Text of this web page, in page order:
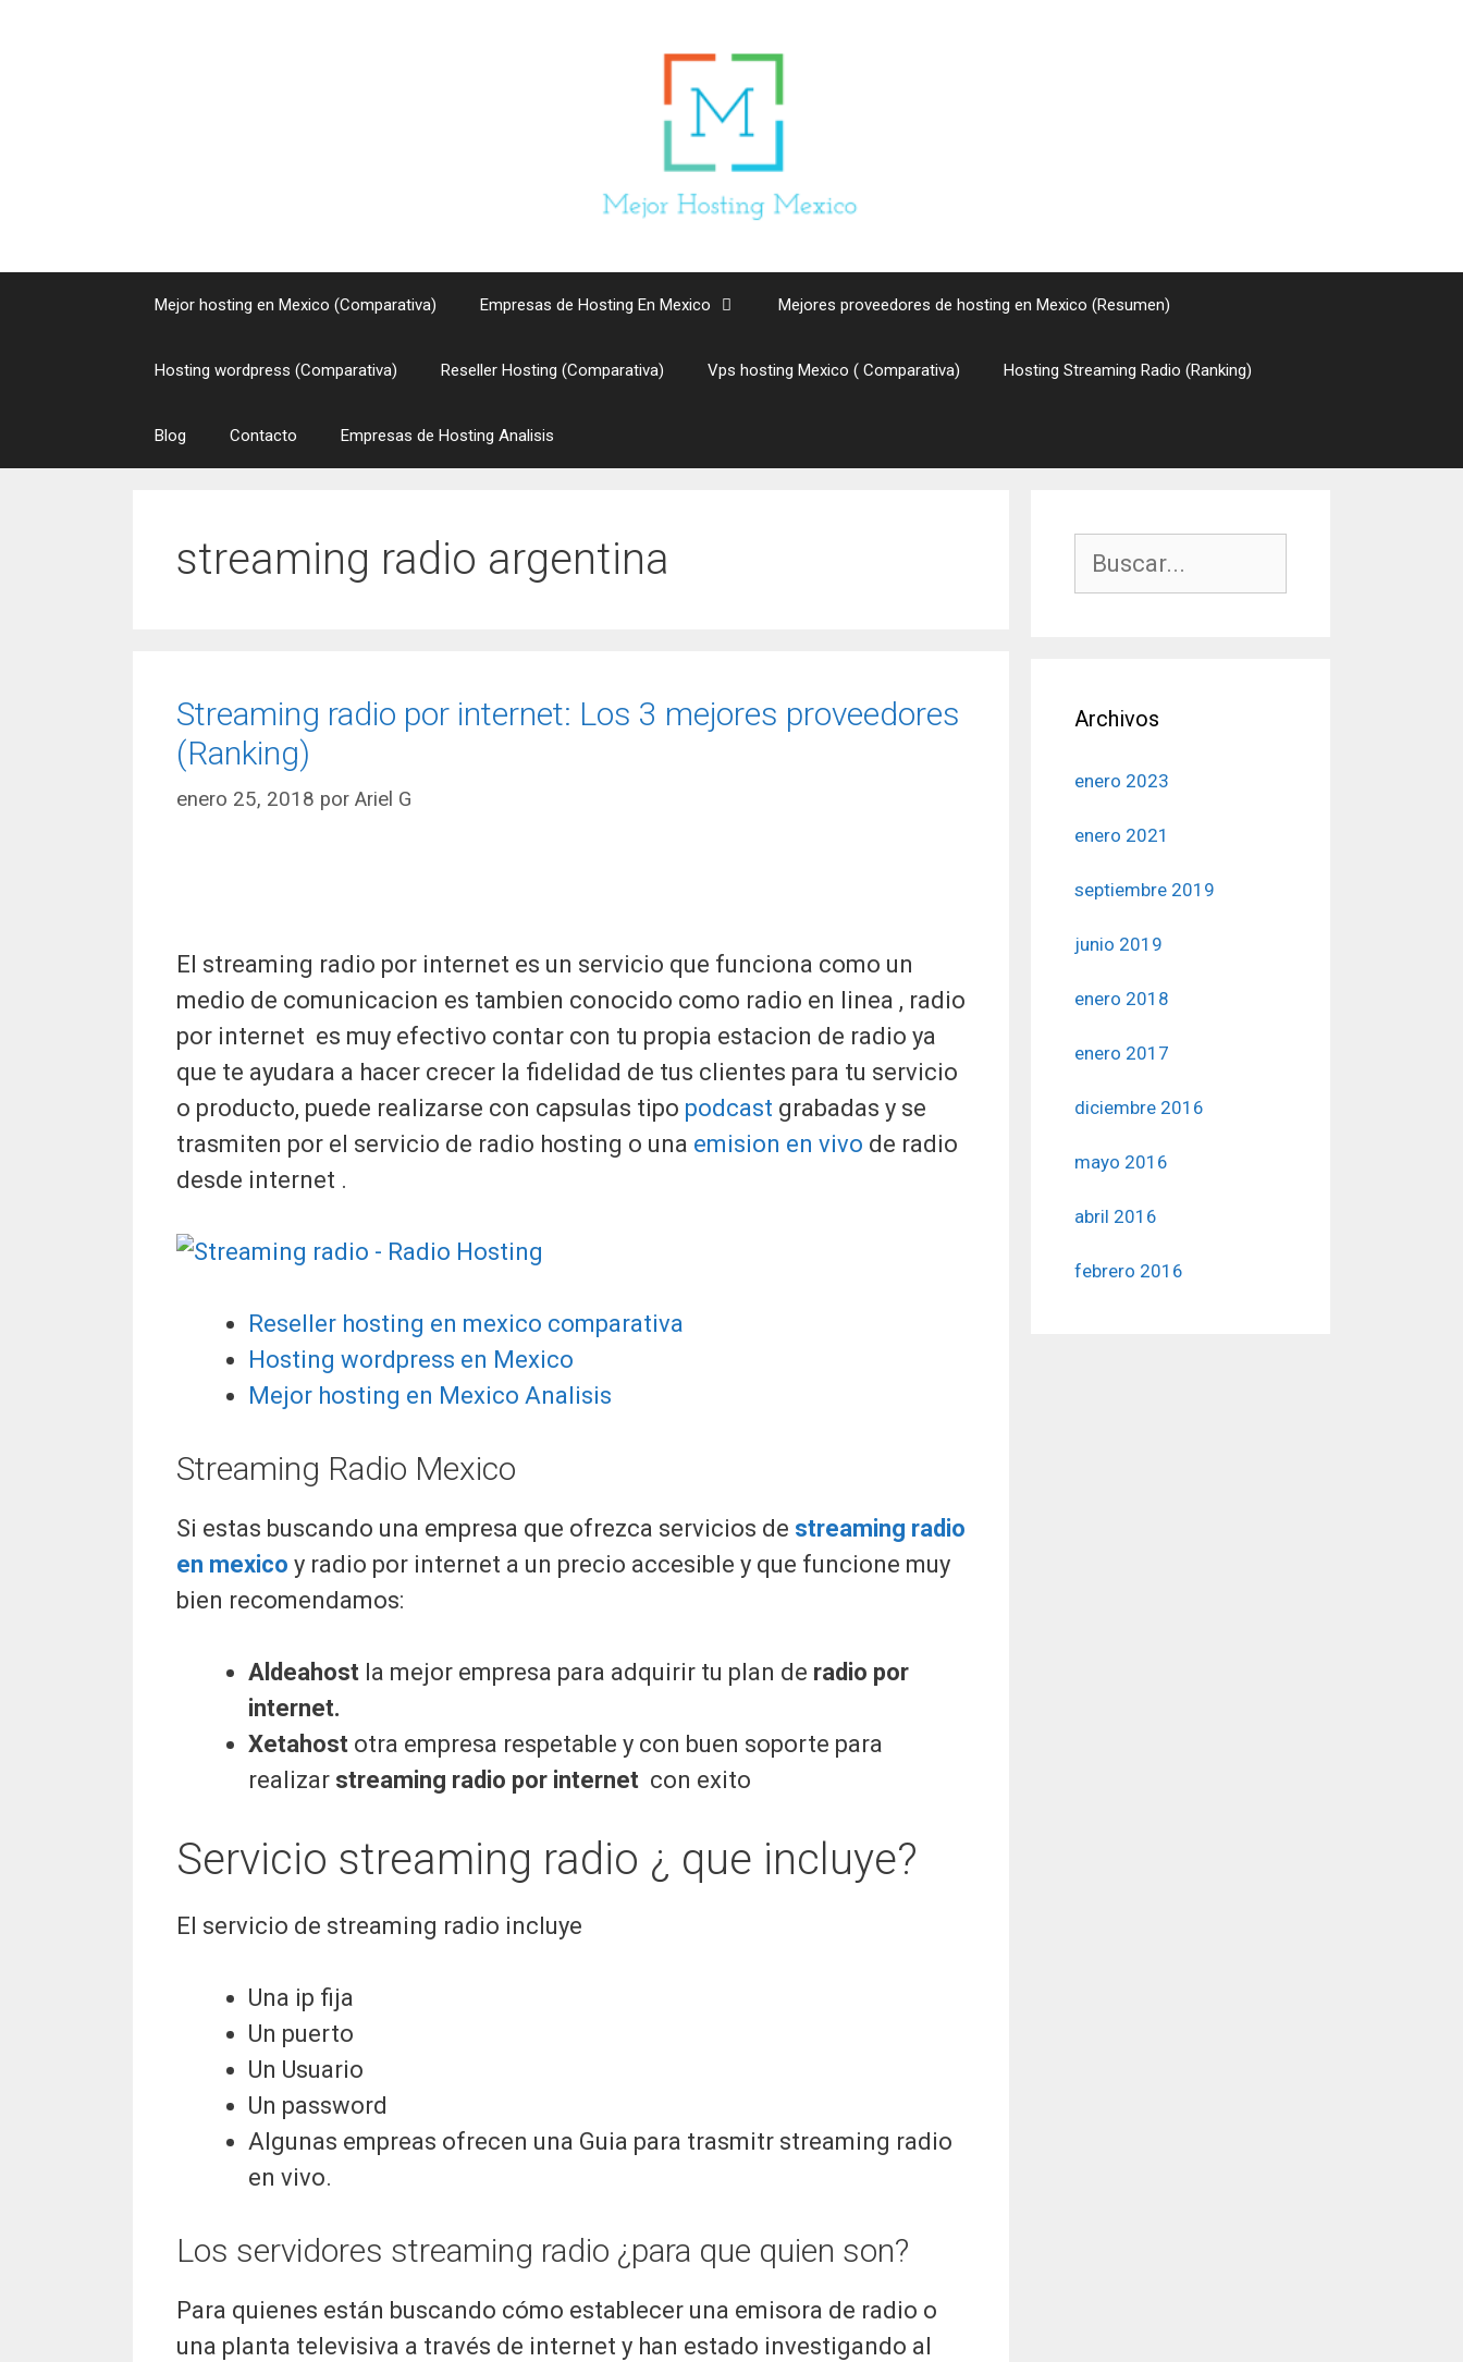
Mejor hosting en Mexico (Comparativa) Empresas de Hosting En Mexico Mejores proveedores de hosting en Mexico (Resumen)
Hosting wordpress (Comparativa) Reseller Hosting (Comparativa) Vps hosting Mexico ( Comparativa) Hosting Streaming Radio (Ranking)
Blog Contacto Empresas de Hosting Analisis
streaming radio argentina
Streaming radio por internet: Los 3 mejores proveedores
(Ranking)
enero 25, 2018 por Ariel G
El streaming radio por internet es un servicio que funciona como un
medio de comunicacion es tambien conocido como radio en linea , radio
por internet es muy efectivo contar con tu propia estacion de radio ya
que te ayudara a hacer crecer la fidelidad de tus clientes para tu servicio
o producto, puede realizarse con capsulas tipo podcast grabadas y se
trasmiten por el servicio de radio hosting o una emision en vivo de radio
desde internet .
Reseller hosting en mexico comparativa
Hosting wordpress en Mexico
Mejor hosting en Mexico Analisis
Streaming Radio Mexico
Si estas buscando una empresa que ofrezca servicios de streaming radio
en mexico y radio por internet a un precio accesible y que funcione muy
bien recomendamos:
Aldeahost la mejor empresa para adquirir tu plan de radio por
internet.
Xetahost otra empresa respetable y con buen soporte para
realizar streaming radio por internet con exito
Servicio streaming radio ¿ que incluye?
El servicio de streaming radio incluye
Una ip fija
Un puerto
Un Usuario
Un password
Algunas empreas ofrecen una Guia para trasmitr streaming radio
en vivo.
Los servidores streaming radio ¿para que quien son?
Para quienes están buscando cómo establecer una emisora de radio o
una planta televisiva a través de internet y han estado investigando al
Archivos
enero 2023
enero 2021
septiembre 2019
junio 2019
enero 2018
enero 2017
diciembre 2016
mayo 2016
abril 2016
febrero 2016